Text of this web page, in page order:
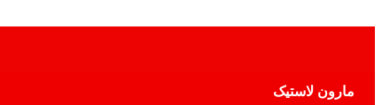
مارون لاستیک